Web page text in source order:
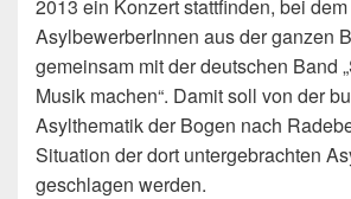
2013 ein Konzert stattfinden, bei dem
AsylbewerberInnen aus der ganzen
gemeinsam mit der deutschen Band
Musik machen“. Damit soll von der
Asylthematik der Bogen nach
Situation der dort untergebrachten
geschlagen werden.